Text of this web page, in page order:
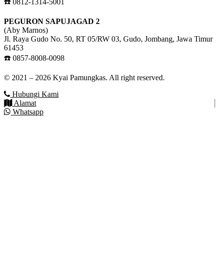
☎️ 0812-1314-5001
PEGURON SAPUJAGAD 2
(Aby Marnos)
Jl. Raya Gudo No. 50, RT 05/RW 03, Gudo, Jombang, Jawa Timur
61453
☎️ 0857-8008-0098
© 2021 – 2026 Kyai Pamungkas. All right reserved.
Hubungi Kami
Alamat
Whatsapp